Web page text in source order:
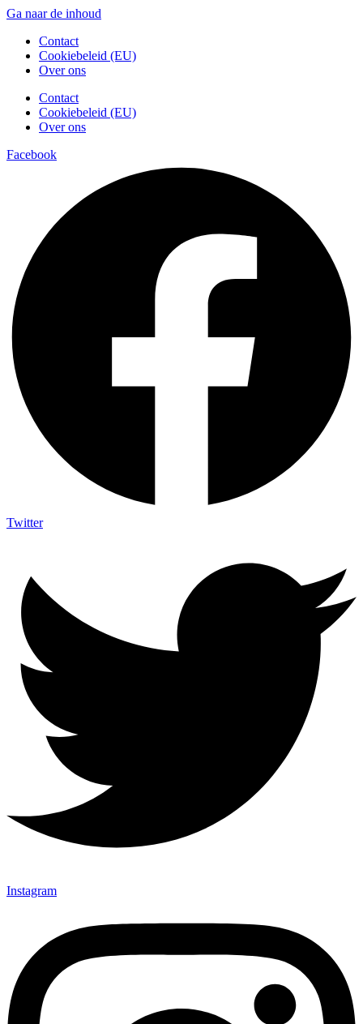
Ga naar de inhoud
Contact
Cookiebeleid (EU)
Over ons
Contact
Cookiebeleid (EU)
Over ons
Facebook
Twitter
Instagram